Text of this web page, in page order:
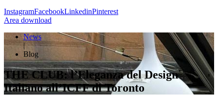
InstagramFacebookLinkedinPinterest
Area download
News
|
Blog
THE CLUB: l’Eleganza del Design
Italiano all’ICFF di Toronto